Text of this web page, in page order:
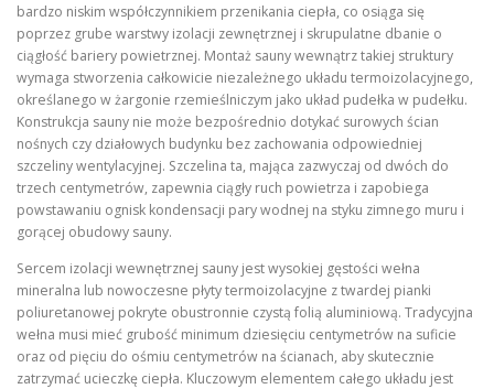
bardzo niskim współczynnikiem przenikania ciepła, co osiąga się
poprzez grube warstwy izolacji zewnętrznej i skrupulatne dbanie o
ciągłość bariery powietrznej. Montaż sauny wewnątrz takiej struktury
wymaga stworzenia całkowicie niezależnego układu termoizolacyjnego,
określanego w żargonie rzemieślniczym jako układ pudełka w pudełku.
Konstrukcja sauny nie może bezpośrednio dotykać surowych ścian
nośnych czy działowych budynku bez zachowania odpowiedniej
szczeliny wentylacyjnej. Szczelina ta, mająca zazwyczaj od dwóch do
trzech centymetrów, zapewnia ciągły ruch powietrza i zapobiega
powstawaniu ognisk kondensacji pary wodnej na styku zimnego muru i
gorącej obudowy sauny.
Sercem izolacji wewnętrznej sauny jest wysokiej gęstości wełna
mineralna lub nowoczesne płyty termoizolacyjne z twardej pianki
poliuretanowej pokryte obustronnie czystą folią aluminiową. Tradycyjna
wełna musi mieć grubość minimum dziesięciu centymetrów na suficie
oraz od pięciu do ośmiu centymetrów na ścianach, aby skutecznie
zatrzymać ucieczkę ciepła. Kluczowym elementem całego układu jest